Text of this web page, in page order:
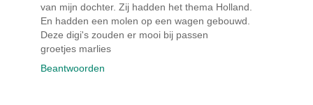
van mijn dochter. Zij hadden het thema Holland.
En hadden een molen op een wagen gebouwd.
Deze digi's zouden er mooi bij passen
groetjes marlies
Beantwoorden